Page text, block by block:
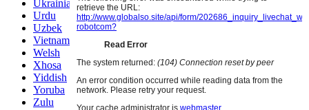
Ukrainian
Urdu
Uzbek
Vietnamese
Welsh
Xhosa
Yiddish
Yoruba
Zulu